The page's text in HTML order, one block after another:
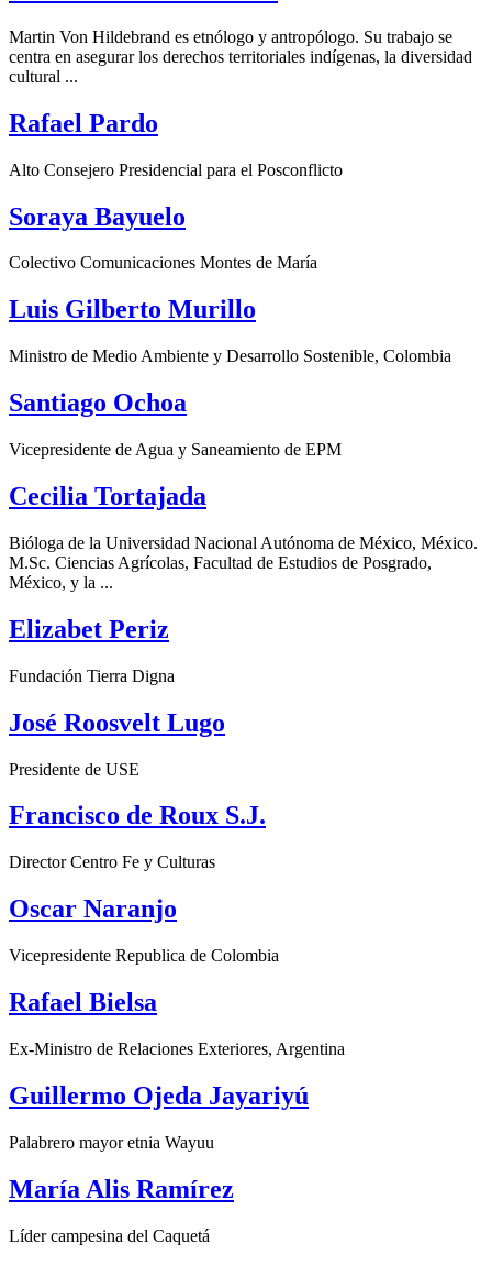
Martin Von Hildebrand es etnólogo y antropólogo. Su trabajo se
centra en asegurar los derechos territoriales indígenas, la diversidad
cultural ...
Rafael Pardo
Alto Consejero Presidencial para el Posconflicto
Soraya Bayuelo
Colectivo Comunicaciones Montes de María
Luis Gilberto Murillo
Ministro de Medio Ambiente y Desarrollo Sostenible, Colombia
Santiago Ochoa
Vicepresidente de Agua y Saneamiento de EPM
Cecilia Tortajada
Bióloga de la Universidad Nacional Autónoma de México, México.
M.Sc. Ciencias Agrícolas, Facultad de Estudios de Posgrado,
México, y la ...
Elizabet Periz
Fundación Tierra Digna
José Roosvelt Lugo
Presidente de USE
Francisco de Roux S.J.
Director Centro Fe y Culturas
Oscar Naranjo
Vicepresidente Republica de Colombia
Rafael Bielsa
Ex-Ministro de Relaciones Exteriores, Argentina
Guillermo Ojeda Jayariyú
Palabrero mayor etnia Wayuu
María Alis Ramírez
Líder campesina del Caquetá